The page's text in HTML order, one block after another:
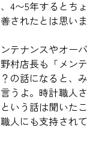
4〜5年するとちょ
されたとは思いま
テナンスやオーバ
村店長も「メンテ
の話になると、み
うよ。時計職人さ
いう話は聞いたこ
人にも支持されて